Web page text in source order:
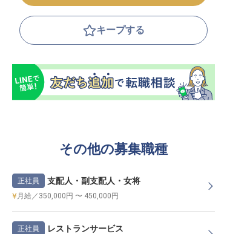
キープする
その他の募集職種
正社員 支配人・副支配人・女将
月給／350,000円 〜 450,000円
正社員 レストランサービス